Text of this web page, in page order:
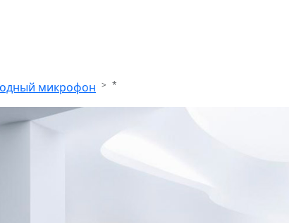
микрофон *